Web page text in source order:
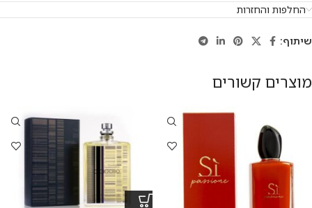
החלפות והחזרות
שיתוף:
מוצרים קשורים